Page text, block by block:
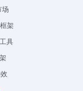
场
架
具